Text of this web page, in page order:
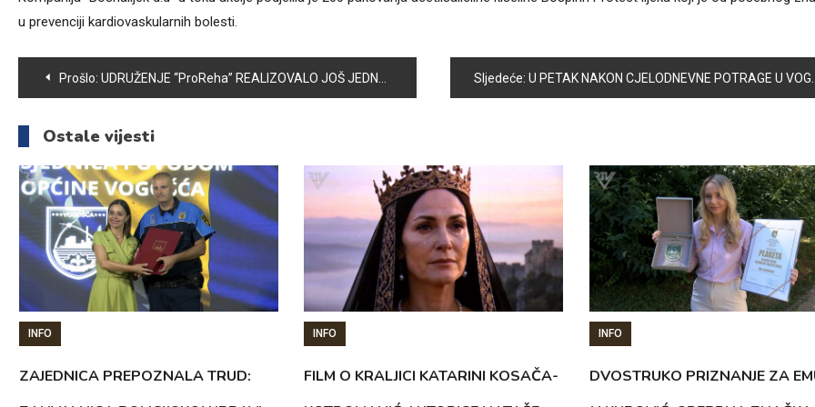
u prevenciji kardiovaskularnih bolesti.
Navigacija
članaka
Prošlo: UDRUŽENJE “ProReha” REALIZOVALO JOŠ JEDNU KULINARSKU RADIONICU ZA MLADE KUHARE S INVALIDITETOM Sljedeće: U PETAK NAKON CJELODNEVNE POTRAGE U VOGOŠĆI PRONAĐENA I SPAŠENA NESTALA OSOBA
Ostale vijesti
INFO
ZAJEDNICA PREPOZNALA TRUD:
INFO
FILM O KRALJICI KATARINI KOSAČA-
INFO
DVOSTRUKO PRIZNANJE ZA